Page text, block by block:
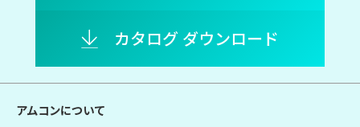
カタログ ダウンロード
アムコンについて